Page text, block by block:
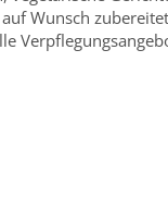
Wunsch